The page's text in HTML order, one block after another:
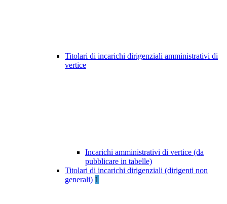
Titolari di incarichi dirigenziali amministrativi di
vertice
Incarichi amministrativi di vertice (da
pubblicare in tabelle)
Titolari di incarichi dirigenziali (dirigenti non
generali) 1